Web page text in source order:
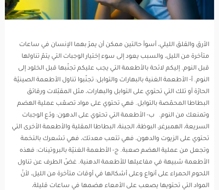
الأرق والقلق الليلي، أسوأ حالتين ممكن أن يمرّ بهما الإنسان في ساعات
متأخرة من الليل، والسبب يعود إلى سوء إختيار الوجبات التي يتمّ تناولها
قبل النوم. إليكم لائحة بالأطعمة التي يجب عليكم تجنّبها قبل الخلود إلى
النوم. أ- الأطعمة الغنية بالبهارات والتوابل: تجنّبوا تناول الأطعمة الصينيّة
الحارّة أو تلك التي تحتوي على التوابل والبهارات، مثل المقبّلات ورقائق
البطاطا المحمّصة بالتوابل. فهي تحتوي على مواد تصعّب عملية الهضم
وتمنعك من النوم. ب- الأطعمة التي تحتوي على الدهون: ودّع الوجبات
السريعة، الهمبرغر، البوظة، الجبنة، البطاطا المقلية والأطعمة الأخرى التي
تحتوي على الزيوت والدهون، فهي تتعب معدتك، فهي تشعرك بالتخمة
وتجعل من عملية الهضم صعبة. ج- الأطعمة الغنيّة بالبروتينات: فهذه
الأطعمة شبيهة في مفاعيلها للأطعمة الدهنية. غضّ الطرف عن تناول
اللحوم الحمراء على أنواع وعلى أشكالها في أوقات متأخرة من الليل، لأنّ
المواد التي تحتويها يصعب على الأمعاء هضمها في ساعات قليلة،